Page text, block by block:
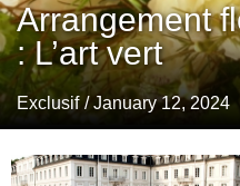
Arrangement
: L’art vert
Exclusif / January 12, 2024